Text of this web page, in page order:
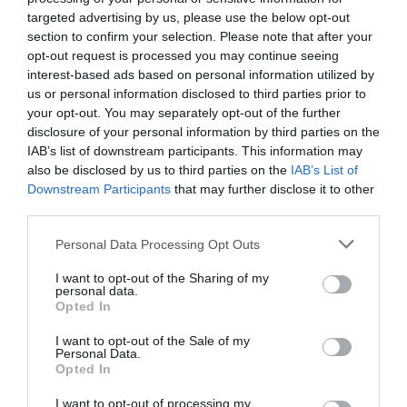
targeted advertising by us, please use the below opt-out
section to confirm your selection. Please note that after your
opt-out request is processed you may continue seeing
interest-based ads based on personal information utilized by
us or personal information disclosed to third parties prior to
your opt-out. You may separately opt-out of the further
disclosure of your personal information by third parties on the
IAB’s list of downstream participants. This information may
also be disclosed by us to third parties on the IAB’s List of
Downstream Participants that may further disclose it to other
Personal Data Processing Opt Outs
I want to opt-out of the Sharing of my
personal data.
Opted In
I want to opt-out of the Sale of my
Personal Data.
Opted In
I want to opt-out of processing my
Tags
Fortimel Powder Nutricia
suplemento nutricional
Destacados
La venta online de medicamentos
DIGITAL Isabel Marín Moral 28/07/2026